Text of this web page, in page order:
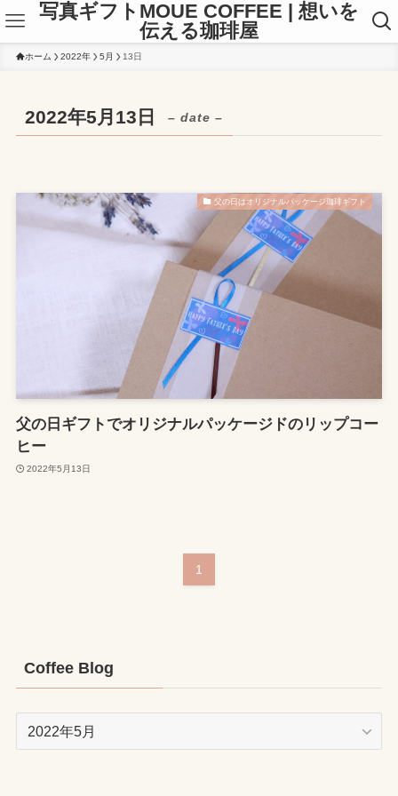
写真ギフトMOUE COFFEE | 想いを
伝える珈琲屋
ホーム 2022年 5月 13日
2022年5月13日 – date –
父の日はオリジナルパッケージ珈琲ギフト
父の日ギフトでオリジナルパッケージドのリップコー
ヒー
2022年5月13日
1
Coffee Blog
Coffee